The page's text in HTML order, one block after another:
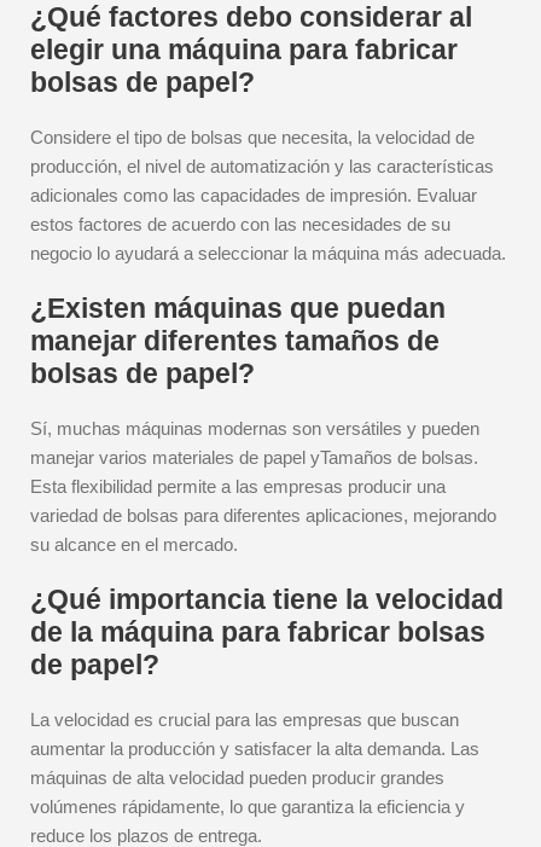
¿Qué factores debo considerar al
elegir una máquina para fabricar
bolsas de papel?
Considere el tipo de bolsas que necesita, la velocidad de
producción, el nivel de automatización y las características
adicionales como las capacidades de impresión. Evaluar
estos factores de acuerdo con las necesidades de su
negocio lo ayudará a seleccionar la máquina más adecuada.
¿Existen máquinas que puedan
manejar diferentes tamaños de
bolsas de papel?
Sí, muchas máquinas modernas son versátiles y pueden
manejar varios materiales de papel yTamaños de bolsas.
Esta flexibilidad permite a las empresas producir una
variedad de bolsas para diferentes aplicaciones, mejorando
su alcance en el mercado.
¿Qué importancia tiene la velocidad
de la máquina para fabricar bolsas
de papel?
La velocidad es crucial para las empresas que buscan
aumentar la producción y satisfacer la alta demanda. Las
máquinas de alta velocidad pueden producir grandes
volúmenes rápidamente, lo que garantiza la eficiencia y
reduce los plazos de entrega.